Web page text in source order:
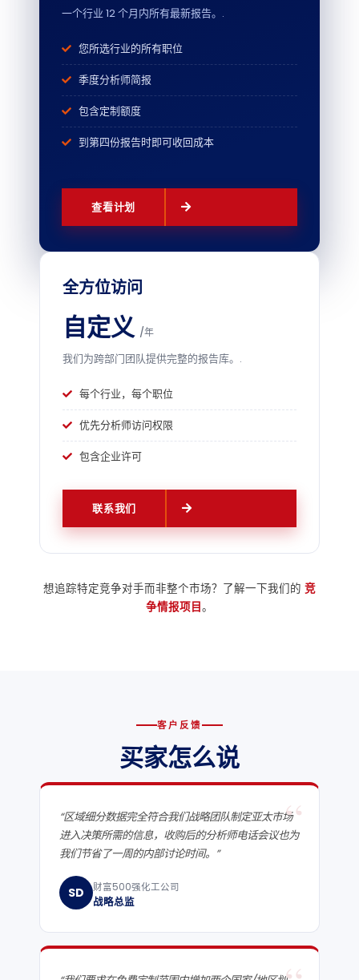
一个行业 12 个月内所有最新报告。.
您所选行业的所有职位
季度分析师简报
包含定制额度
到第四份报告时即可收回成本
查看计划
全方位访问
自定义 /年
我们为跨部门团队提供完整的报告库。.
每个行业，每个职位
优先分析师访问权限
包含企业许可
联系我们
想追踪特定竞争对手而非整个市场？了解一下我们的 竞
争情报项目。
客户反馈
买家怎么说
“
“区域细分数据完全符合我们战略团队制定亚太市场
进入决策所需的信息，收购后的分析师电话会议也为
我们节省了一周的内部讨论时间。”
SD 财富500强化工公司
战略总监